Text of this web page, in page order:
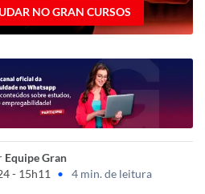
NO GRAN CURSOS
Equipe Gran
- 15h11
• 4 min. de leitura